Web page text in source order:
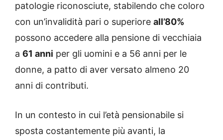
patologie riconosciute, stabilendo che coloro
con un’invalidità pari o superiore all’80%
possono accedere alla pensione di vecchiaia
a 61 anni per gli uomini e a 56 anni per le
donne, a patto di aver versato almeno 20
anni di contributi.
In un contesto in cui l’età pensionabile si
sposta costantemente più avanti, la